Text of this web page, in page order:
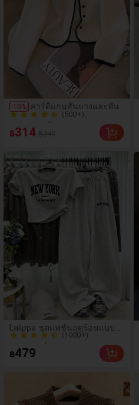
-10% คาร์ดิแกนสั้นบางและทัน
สมัยสวยงามสำหรับสตรี
(500+)
100+ ขายแล้ว
100+ ขายแล้ว
฿314
Lalippa ชุดแฟชั่นฤดูร้อนแบบ
สบายๆ ลายพิมพ์ตัวอักษร New
York ชุดเสื้อยืดลายพิมพ์
Brooklyn เหมาะสำหรับใส่
60+ ขายแล้ว
60+ ขายแล้ว
฿479